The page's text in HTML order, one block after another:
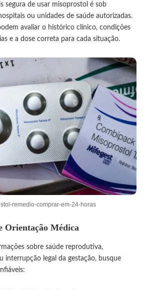
segura de usar misoprostol é sob
ou unidades de saúde autorizadas.
avaliar o histórico clínico, condições
e a dose correta para cada situação.
remedio-comprar-em-24-horas
Orientação Médica
sobre saúde reprodutiva,
interrupção legal da gestação, busque